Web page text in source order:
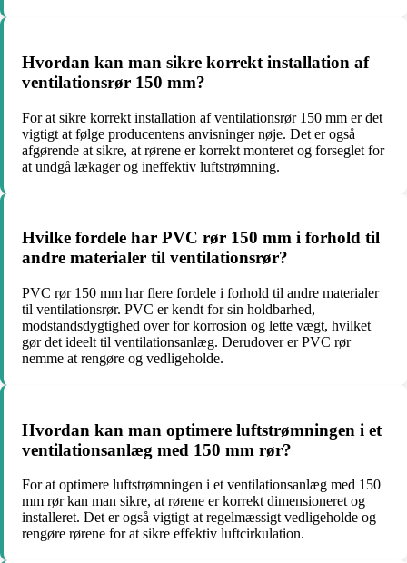
Hvordan kan man sikre korrekt installation af
ventilationsrør 150 mm?
For at sikre korrekt installation af ventilationsrør 150 mm er det
vigtigt at følge producentens anvisninger nøje. Det er også
afgørende at sikre, at rørene er korrekt monteret og forseglet for
at undgå lækager og ineffektiv luftstrømning.
Hvilke fordele har PVC rør 150 mm i forhold til
andre materialer til ventilationsrør?
PVC rør 150 mm har flere fordele i forhold til andre materialer
til ventilationsrør. PVC er kendt for sin holdbarhed,
modstandsdygtighed over for korrosion og lette vægt, hvilket
gør det ideelt til ventilationsanlæg. Derudover er PVC rør
nemme at rengøre og vedligeholde.
Hvordan kan man optimere luftstrømningen i et
ventilationsanlæg med 150 mm rør?
For at optimere luftstrømningen i et ventilationsanlæg med 150
mm rør kan man sikre, at rørene er korrekt dimensioneret og
installeret. Det er også vigtigt at regelmæssigt vedligeholde og
rengøre rørene for at sikre effektiv luftcirkulation.